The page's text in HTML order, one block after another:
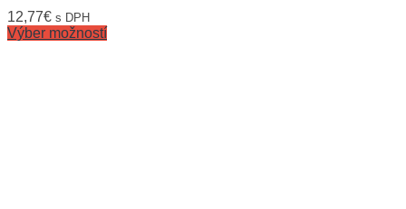
12,77€ s DPH
Výber možností